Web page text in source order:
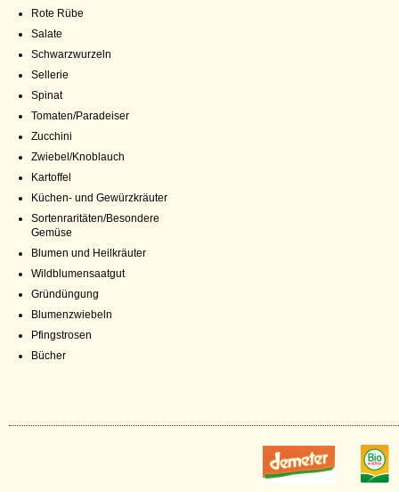
Rote Rübe
Salate
Schwarzwurzeln
Sellerie
Spinat
Tomaten/Paradeiser
Zucchini
Zwiebel/Knoblauch
Kartoffel
Küchen- und Gewürzkräuter
Sortenraritäten/Besondere
Gemüse
Blumen und Heilkräuter
Wildblumensaatgut
Gründüngung
Blumenzwiebeln
Pfingstrosen
Bücher